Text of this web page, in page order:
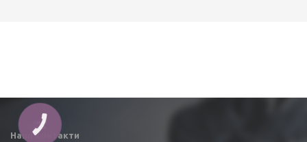
Наші контакти